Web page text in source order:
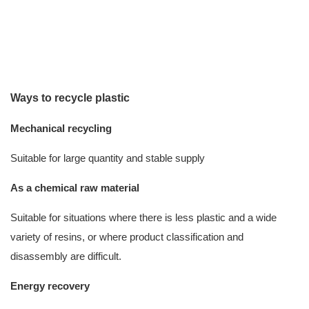
Ways to recycle plastic
Mechanical recycling
Suitable for large quantity and stable supply
As a chemical raw material
Suitable for situations where there is less plastic and a wide
variety of resins, or where product classification and
disassembly are difficult.
Energy recovery